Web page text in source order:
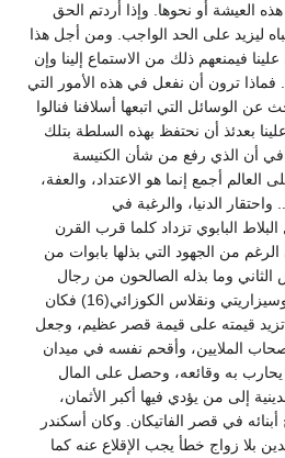
العيشة أو نحوها. وإذا أردتم الحق
ليزيد على الحد الواجب. ومن أجل هذا
فيمنعهم ذلك من الاستماع إلينا وإن
فماذا ترون أن نفعل في هذه الأمور التي
عن الوسائل التي اتبعها أسلافنا فنالوا
بعدئذ أن نحتفظ بهذه السلطة بتلك
أن الذي رفع من شأن الكنيسة
العالم أجمع إنما هو الاعتداد، والعفة،
الدنيا، والرغبة في
رذائل البلاط البابوي تزداد كلما قرب القرن
من الجهود التي بذلها بابوات من
وما بذله الصالحون من رجال
الدين أمثال الكردنالين جوليانوسيزاريتي ونقلاس الكوزائي(16) فكان
تزيد قيمته على قيمة قصر عظيم، وجعل
الملايين، وأقحم نفسه في ميدان
يحارب به وقائعه، وحصل على المال
إلى من يؤدي فيها أكبر الأثمان،
في قصر الفاتيكان. وكان أسكندر
بلا زواج خطأ يجب الإقلاع عنه كما